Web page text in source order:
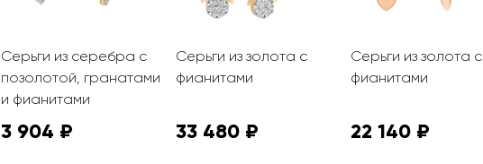
Серьги из серебра с
позолотой, гранатами
и фианитами
3 904 ₽
Серьги из золота с
фианитами
33 480 ₽
Серьги из золота с
фианитами
22 140 ₽